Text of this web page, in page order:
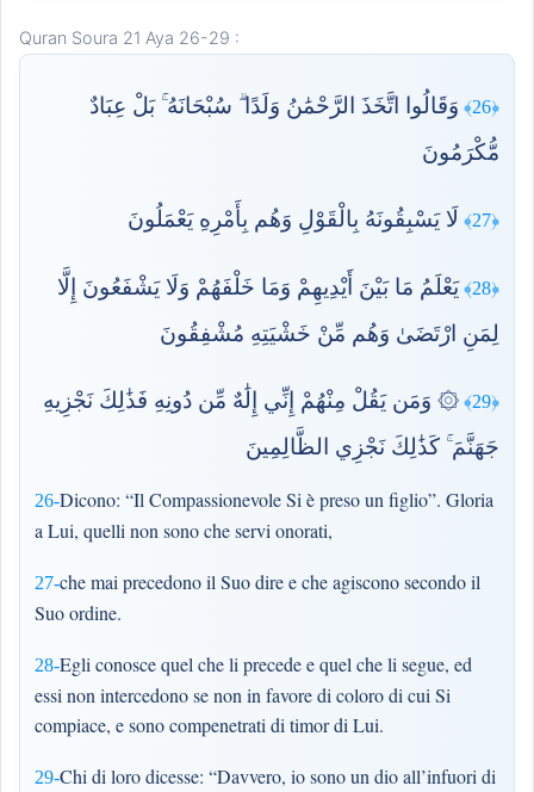
Quran Soura 21 Aya 26-29 :
﴿26﴾
وَقَالُوا اتَّخَذَ الرَّحْمَٰنُ وَلَدًا ۗ سُبْحَانَهُ ۚ بَلْ عِبَادٌ
مُّكْرَمُونَ
26-Dicono: “Il Compassionevole Si è preso un figlio”. Gloria
a Lui, quelli non sono che servi onorati,
﴿27﴾ لَا يَسْبِقُونَهُ بِالْقَوْلِ وَهُم بِأَمْرِهِ يَعْمَلُونَ
27-che mai precedono il Suo dire e che agiscono secondo il
Suo ordine.
﴿28﴾
يَعْلَمُ مَا بَيْنَ أَيْدِيهِمْ وَمَا خَلْفَهُمْ وَلَا يَشْفَعُونَ إِلَّا
لِمَنِ ارْتَضَىٰ وَهُم مِّنْ خَشْيَتِهِ مُشْفِقُونَ
28-Egli conosce quel che li precede e quel che li segue, ed
essi non intercedono se non in favore di coloro di cui Si
compiace, e sono compenetrati di timor di Lui.
﴿29﴾
۞ وَمَن يَقُلْ مِنْهُمْ إِنِّي إِلَٰهٌ مِّن دُونِهِ فَذَٰلِكَ نَجْزِيهِ
جَهَنَّمَ ۚ كَذَٰلِكَ نَجْزِي الظَّالِمِينَ
29-Chi di loro dicesse: “Davvero, io sono un dio all’infuori di